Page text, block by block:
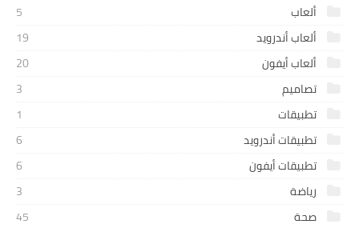
ألعاب
5
ألعاب أندرويد
19
ألعاب أيفون
20
تصاميم
3
تطبيقات
1
تطبيقات أندرويد
6
تطبيقات أيفون
6
رياضة
3
صحة
45